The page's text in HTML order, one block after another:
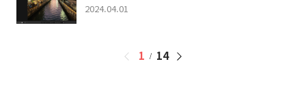
2024.04.01
페
1 14